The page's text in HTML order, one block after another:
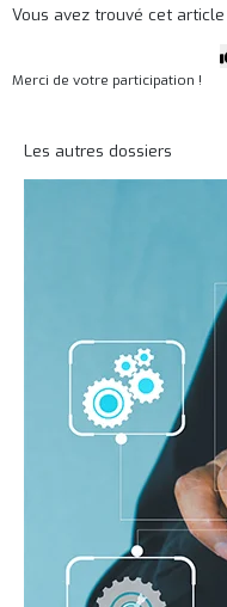
Vous avez trouvé cet
Merci de votre participation !
Les autres dossiers